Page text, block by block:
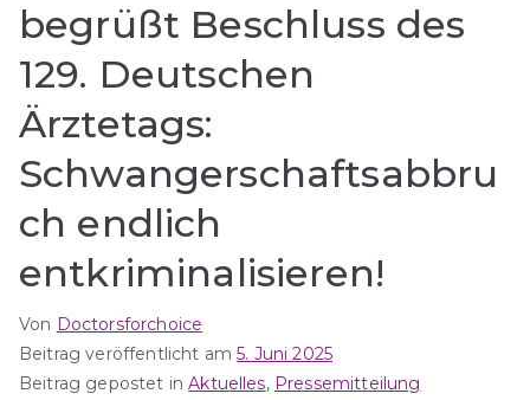
begrüßt Beschluss des
129. Deutschen
Ärztetags:
Schwangerschaftsabbru
ch endlich
entkriminalisieren!
Von Doctorsforchoice
Beitrag veröffentlicht am5. Juni 2025
Beitrag gepostet inAktuelles, Pressemitteilung